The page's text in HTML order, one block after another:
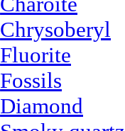
Chrysoberyl
Fluorite
Fossils
Diamond